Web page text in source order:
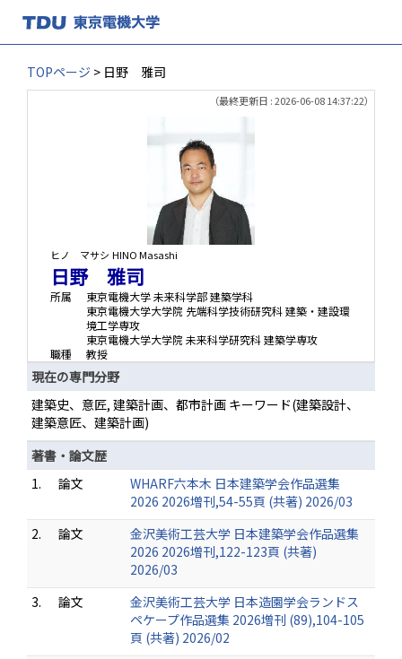
TOPページ > 日野 雅司
（最終更新日 : 2026-06-08 14:37:22）
ヒノ マサシ HINO Masashi
日野 雅司
所属
東京電機大学 未来科学部 建築学科
東京電機大学大学院 先端科学技術研究科 建築・建設環
境工学専攻
東京電機大学大学院 未来科学研究科 建築学専攻
職種
教授
現在の専門分野
建築史、意匠, 建築計画、都市計画 キーワード(建築設計、
建築意匠、建築計画)
著書・論文歴
1.
論文
WHARF六本木 日本建築学会作品選集
2026 2026増刊,54-55頁 (共著) 2026/03
2.
論文
金沢美術工芸大学 日本建築学会作品選集
2026 2026増刊,122-123頁 (共著)
2026/03
3.
論文
金沢美術工芸大学 日本造園学会ランドス
ペケープ作品選集 2026増刊 (89),104-105
頁 (共著) 2026/02